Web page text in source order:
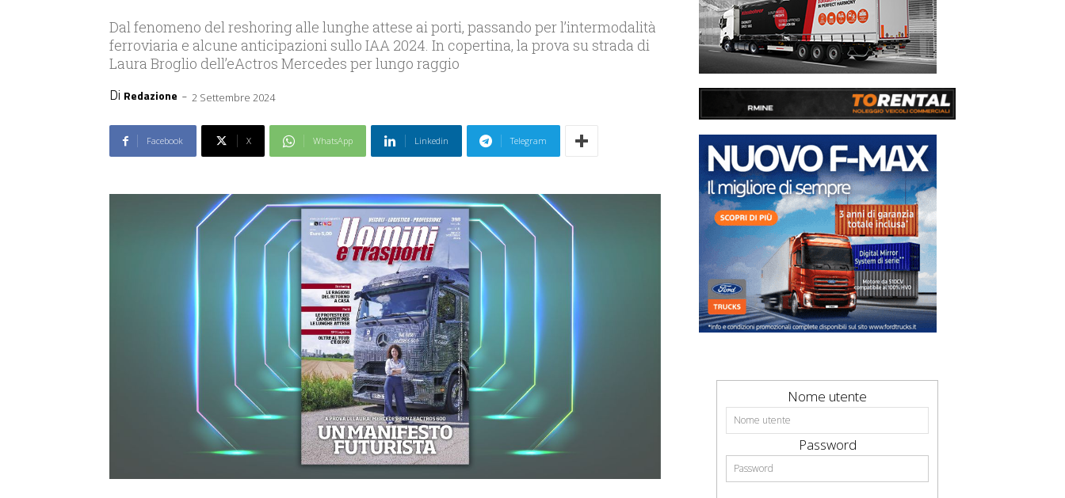
Dal fenomeno del reshoring alle lunghe attese ai porti, passando per l’intermodalità
ferroviaria e alcune anticipazioni sullo IAA 2024. In copertina, la prova su strada di
Laura Broglio dell’eActros Mercedes per lungo raggio
Di Redazione - 2 Settembre 2024
Facebook X WhatsApp Linkedin Telegram
Nome utente
Password